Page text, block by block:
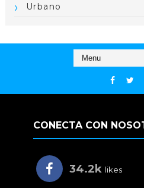
Urbano
CONECTA CON
34.2k likes